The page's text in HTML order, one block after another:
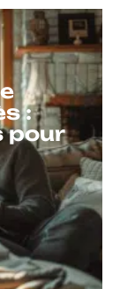
:
pour